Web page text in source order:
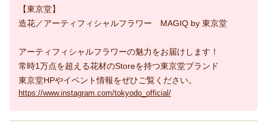
【東京堂】
造花／アーティフィシャルフラワー MAGIQ by 東京堂
アーティフィシャルフラワーの魅力をお届けします！
常時1万点を超える花材のStoreを持つ東京堂ブランド
東京堂HPやイベント情報をぜひご覧ください。
https://www.instagram.com/tokyodo_official/